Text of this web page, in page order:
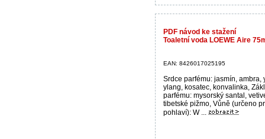
PDF návod ke stažení
Toaletní voda LOEWE Aire
EAN: 8426017025195
Srdce parfému: jasmín, ambra,
ylang, kosatec, konvalinka,
parfému: mysorský santal,
tibetské pižmo, Vůně (určeno
pohlaví): W ...